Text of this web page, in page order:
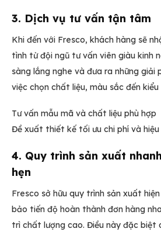
3. Dịch vụ tư vấn tận tâm
Khi đến với Fresco, khách hàng sẽ
tình từ đội ngũ tư vấn viên giàu kinh
sàng lắng nghe và đưa ra những giải
việc chọn chất liệu, màu sắc đến
Tư vấn mẫu mã và chất liệu phù hợp
Đề xuất thiết kế tối ưu chi phí và
4. Quy trình sản xuất
hẹn
Fresco sở hữu quy trình sản xuất
bảo tiến độ hoàn thành đơn hàng
trì chất lượng cao. Điều này đặc biệt